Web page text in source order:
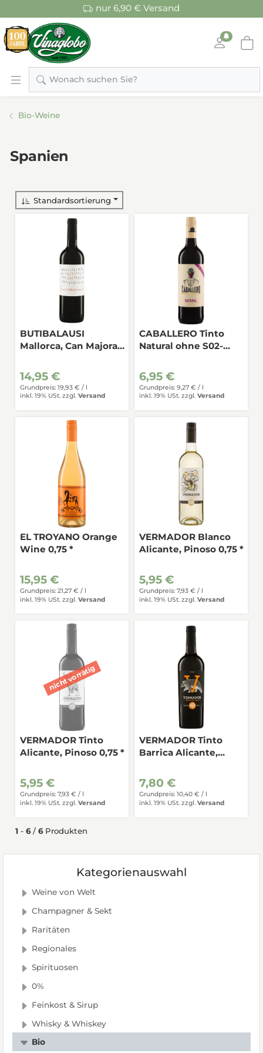
nur 6,90 € Versand
Wonach suchen Sie?
Bio-Weine
Spanien
Standardsortierung
BUTIBALAUSI
Mallorca, Can Majoral
14,95 €
Grundpreis: 19,93 € / l
inkl. 19% USt. zzgl. Versand
CABALLERO Tinto
Natural ohne S02-
6,95 €
Grundpreis: 9,27 € / l
inkl. 19% USt. zzgl. Versand
EL TROYANO Orange
Wine 0,75 *
15,95 €
Grundpreis: 21,27 € /
inkl. 19% USt. zzgl. Versand
VERMADOR Blanco
Alicante, Pinoso 0,75 *
5,95 €
Grundpreis: 7,93 € /
inkl. 19% USt. zzgl. Versand
VERMADOR Tinto
Alicante, Pinoso 0,75 *
5,95 €
Grundpreis: 7,93 € /
inkl. 19% USt. zzgl. Versand
VERMADOR Tinto
Barrica Alicante,
7,80 €
Grundpreis: 10,40 € /
inkl. 19% USt. zzgl. Versand
1 - 6/ 6Produkten
Kategorienauswahl
Weine von Welt
Champagner & Sekt
Raritäten
Regionales
Spirituosen
0%
Feinkost & Sirup
Whisky & Whiskey
Bio